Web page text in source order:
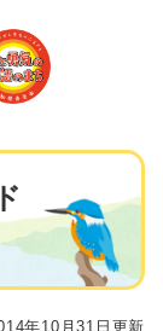
年10月31日更新